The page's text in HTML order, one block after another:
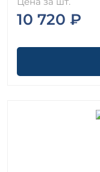
10 720 ₽